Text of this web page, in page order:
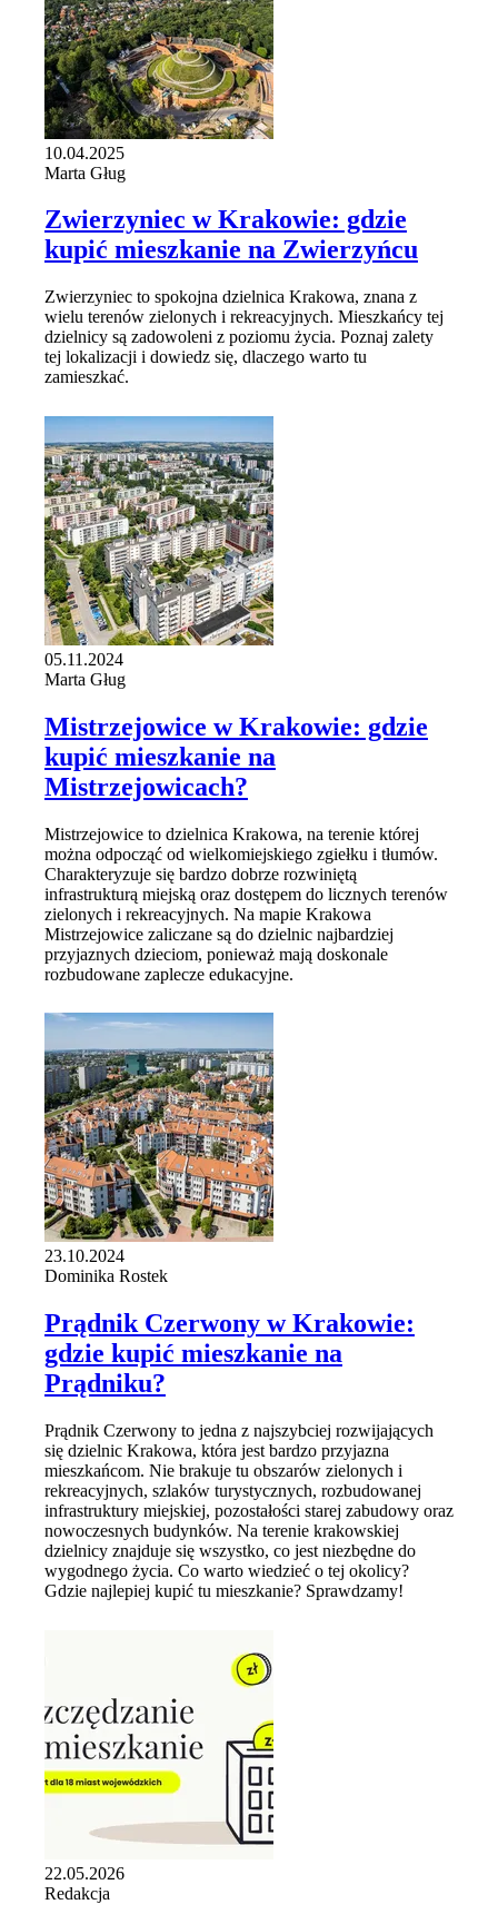
10.04.2025
Marta Gług
Zwierzyniec w Krakowie: gdzie
kupić mieszkanie na Zwierzyńcu
Zwierzyniec to spokojna dzielnica Krakowa, znana z
wielu terenów zielonych i rekreacyjnych. Mieszkańcy tej
dzielnicy są zadowoleni z poziomu życia. Poznaj zalety
tej lokalizacji i dowiedz się, dlaczego warto tu
zamieszkać.
05.11.2024
Marta Gług
Mistrzejowice w Krakowie: gdzie
kupić mieszkanie na
Mistrzejowicach?
Mistrzejowice to dzielnica Krakowa, na terenie której
można odpocząć od wielkomiejskiego zgiełku i tłumów.
Charakteryzuje się bardzo dobrze rozwiniętą
infrastrukturą miejską oraz dostępem do licznych terenów
zielonych i rekreacyjnych. Na mapie Krakowa
Mistrzejowice zaliczane są do dzielnic najbardziej
przyjaznych dzieciom, ponieważ mają doskonale
rozbudowane zaplecze edukacyjne.
23.10.2024
Dominika Rostek
Prądnik Czerwony w Krakowie:
gdzie kupić mieszkanie na
Prądniku?
Prądnik Czerwony to jedna z najszybciej rozwijających
się dzielnic Krakowa, która jest bardzo przyjazna
mieszkańcom. Nie brakuje tu obszarów zielonych i
rekreacyjnych, szlaków turystycznych, rozbudowanej
infrastruktury miejskiej, pozostałości starej zabudowy oraz
nowoczesnych budynków. Na terenie krakowskiej
dzielnicy znajduje się wszystko, co jest niezbędne do
wygodnego życia. Co warto wiedzieć o tej okolicy?
Gdzie najlepiej kupić tu mieszkanie? Sprawdzamy!
22.05.2026
Redakcja